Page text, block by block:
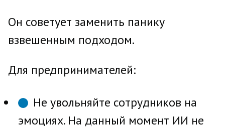
Он советует заменить панику
взвешенным подходом.
Для предпринимателей:
Не увольняйте сотрудников на
эмоциях. На данный момент ИИ не